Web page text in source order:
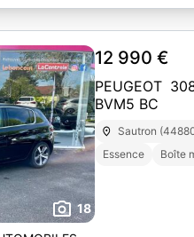
18
12 990 €
PEUGEOT
BVM5 BC
Sautron
Essence
Boîte